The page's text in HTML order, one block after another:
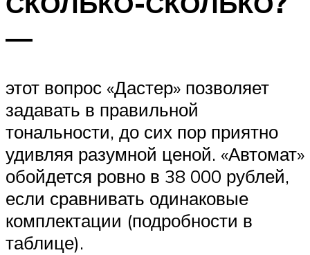
—
этот вопрос «Дастер» позволяет
задавать в правильной
тональности, до сих пор приятно
удивляя разумной ценой. «Автомат»
обойдется ровно в 38 000 рублей,
если сравнивать одинаковые
комплектации (подробности в
таблице).